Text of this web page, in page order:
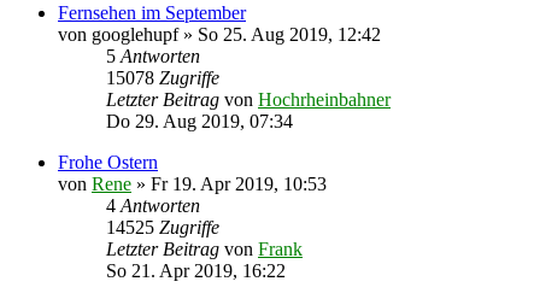
Fernsehen im September
von googlehupf» So 25. Aug 2019, 12:42
5 Antworten
15078 Zugriffe
Letzter Beitrag von Hochrheinbahner
Do 29. Aug 2019, 07:34
Frohe Ostern
von Rene » Fr 19. Apr 2019, 10:53
4 Antworten
14525 Zugriffe
Letzter Beitrag von Frank
So 21. Apr 2019, 16:22